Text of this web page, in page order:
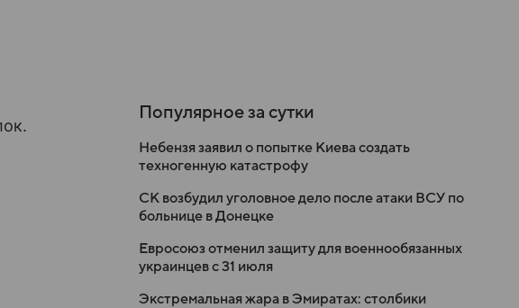
Популярное за сутки
Небензя заявил о попытке Киева создать
техногенную катастрофу
СК возбудил уголовное дело после атаки ВСУ по
больнице в Донецке
Евросоюз отменил защиту для военнообязанных
украинцев с 31 июля
Экстремальная жара в Эмиратах: столбики